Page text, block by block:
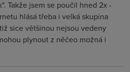
Takže jsem se poučil hned 2x -
hlásá třeba i velká skupina
sice většinou nejsou vedeny
plynout z něčeo možná i